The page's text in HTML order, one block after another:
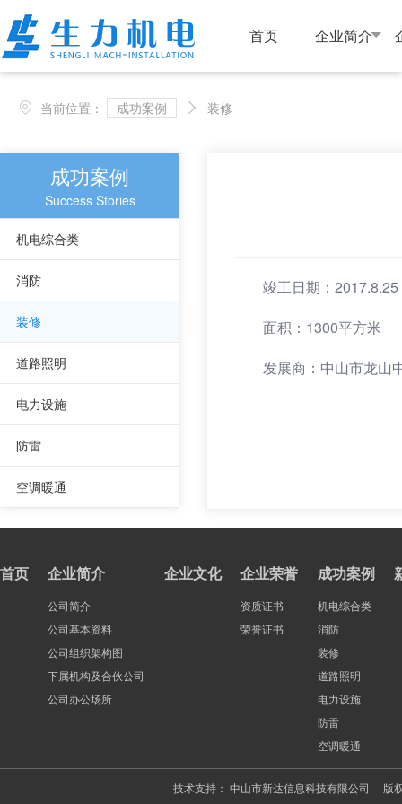
首页 企业简介
 当前位置： 成功案例  装修
成功案例
Success Stories
机电综合类
消防
装修
道路照明
电力设施
防雷
空调暖通
竣工日期： 2017.8.25
面积： 1300平方米
发展商： 中山市龙山
首页 企业简介
公司简介
公司基本资料
公司组织架构图
下属机构及合伙公司
公司办公场所
企业文化 企业荣誉
资质证书
荣誉证书
成功案例
机电综合类
消防
装修
道路照明
电力设施
防雷
空调暖通
技术支持： 中山市新达信息科技有限公司 版